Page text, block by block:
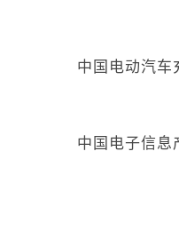
中国电动汽车
中国电子信息